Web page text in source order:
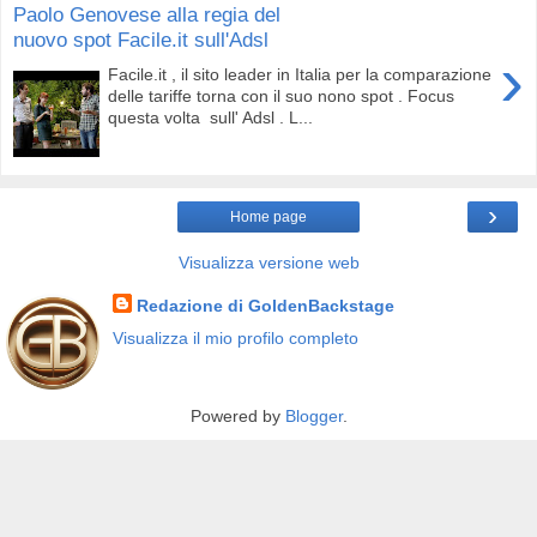
Paolo Genovese alla regia del
nuovo spot Facile.it sull'Adsl
›
Facile.it , il sito leader in Italia per la comparazione
delle tariffe torna con il suo nono spot . Focus
questa volta sull' Adsl . L...
›
Home page
Visualizza versione web
Redazione di GoldenBackstage
Visualizza il mio profilo completo
Powered by Blogger.